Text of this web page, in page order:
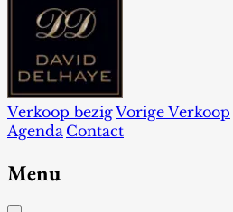
Verkoop bezigVorige Verkoop
Agenda Contact
Menu